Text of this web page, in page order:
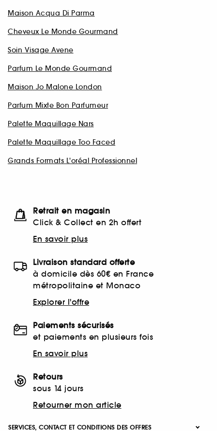
Maison Acqua Di Parma
Cheveux Le Monde Gourmand
Soin Visage Avene
Parfum Le Monde Gourmand
Maison Jo Malone London
Parfum Mixte Bon Parfumeur
Palette Maquillage Nars
Palette Maquillage Too Faced
Grands Formats L'oréal Professionnel
Retrait en magasin
Click & Collect en 2h offert
En savoir plus
Livraison standard offerte
à domicile dès 60€ en France
métropolitaine et Monaco
Explorer l'offre
Paiements sécurisés
et paiements en plusieurs fois
En savoir plus
Retours
sous 14 jours
Retourner mon article
SERVICES, CONTACT ET CONDITIONS DES OFFRES